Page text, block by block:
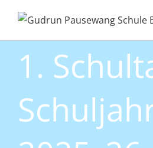
Inhalt
springen
1.